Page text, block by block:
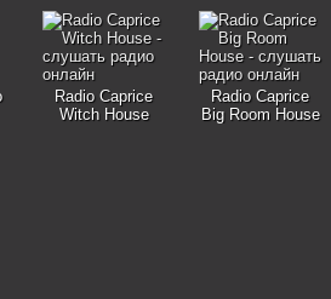
Radio Caprice
Witch House
Radio Caprice
Big Room House